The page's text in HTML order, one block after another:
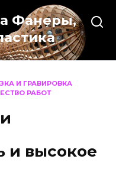
Фанеры,
И ГРАВИРОВКА
РАБОТ
и высокое